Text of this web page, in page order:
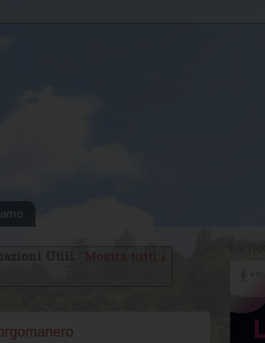
Mostra tutti i